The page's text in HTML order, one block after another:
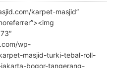
karpet-masjid”
wp-
masjid-turki-tebal-roll-
bogor-tangerang-